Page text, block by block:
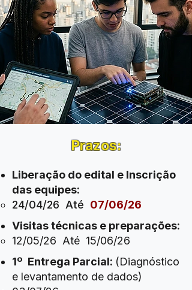
Prazos:
Liberação do edital e Inscrição
das equipes:
24/04/26​ Até 07/06/26
Visitas técnicas e preparações:
12/05/26​ Até 15/06/26
1º Entrega Parcial: (Diagnóstico
e levantamento de dados)